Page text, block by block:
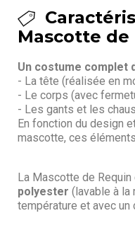
Mascotte de
Un costume complet
- La tête (réalisée en
- Le corps (avec
- Les gants et les
En fonction du design
mascotte, ces
La Mascotte de
polyester (lavable à la
température et avec un